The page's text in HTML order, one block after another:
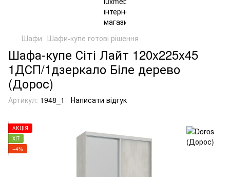
Шафи Шафи-купе готові рішення
Шафа-купе Сіті Лайт 120x225x45
1ДСП/1дзеркало Біле дерево
(Дорос)
Артикул: 1948_1 Написати відгук
АКЦІЯ
ХІТ
−4%